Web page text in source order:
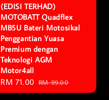
(EDISI TERHAD)
MOTOBATT Quadflex
MB5U Bateri Motosikal
Penggantian Yuasa
Premium dengan
Teknologi AGM
Motor4all
Sale
price
RM 71.00 Regular
price
RM 99.00